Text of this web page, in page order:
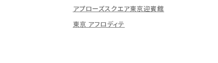
アプローズスクエア東京迎賓館
東京 アフロディテ